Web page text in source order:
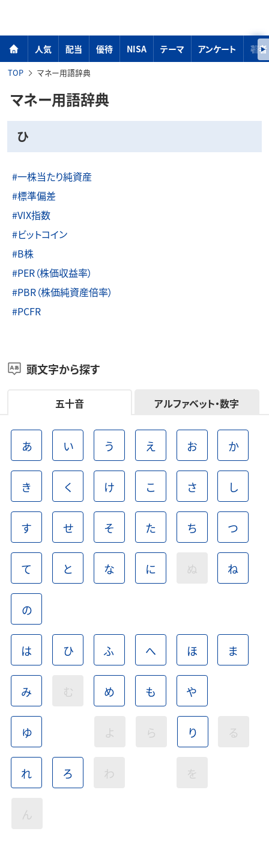
人気 配当 優待 NISA テーマ アンケート 著者
TOP マネー用語辞典
マネー用語辞典
ひ
#一株当たり純資産
#標準偏差
#VIX指数
#ビットコイン
#B株
#PER（株価収益率）
#PBR（株価純資産倍率）
#PCFR
頭文字から探す
五十音 アルファベット・数字
あ い う え お か
き く け こ さ し
す せ そ た ち つ
て と な に ぬ ね
の
は ひ ふ へ ほ ま
み む め も や
ゆ よ ら り る
れ ろ わ を
ん